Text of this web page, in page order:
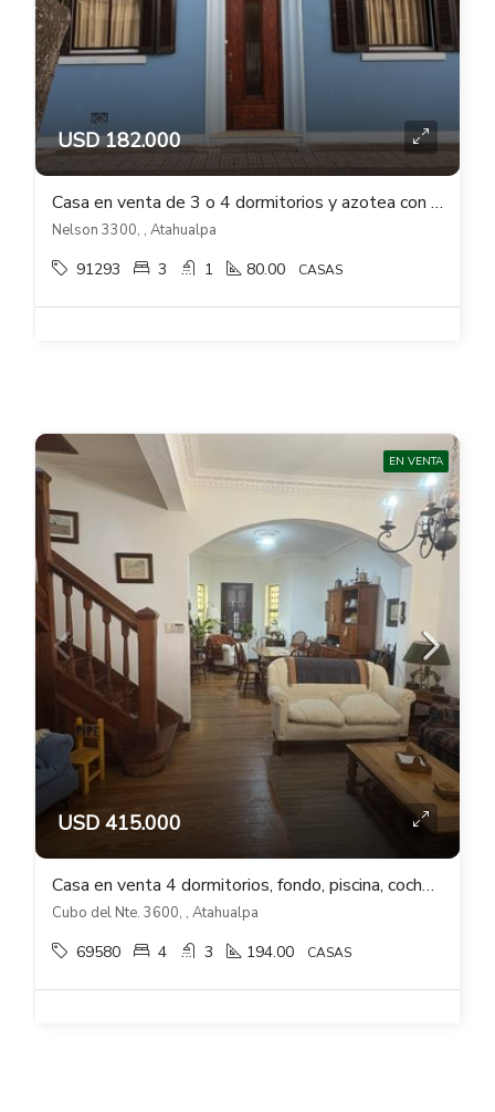
USD 182.000
Casa en venta de 3 o 4 dormitorios y azotea con barbacoa en Atahualpa
Nelson 3300, , Atahualpa
91293 3 1 80.00 CASAS
EN VENTA
USD 415.000
Casa en venta 4 dormitorios, fondo, piscina, cocheras en Atahualpa
Cubo del Nte. 3600, , Atahualpa
69580 4 3 194.00 CASAS